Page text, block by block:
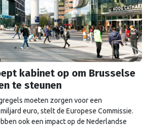
kabinet op om Brusselse
te steunen
moeten zorgen voor een
euro, stelt de Europese Commissie.
ook een impact op de Nederlandse